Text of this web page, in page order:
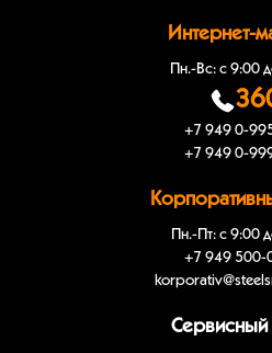
Интернет-
Пн.-Вс: с 9:00
+7 949 0-
+7 949 0-
Пн.-Пт: с 9:00
+7 949 500-
Сервисный